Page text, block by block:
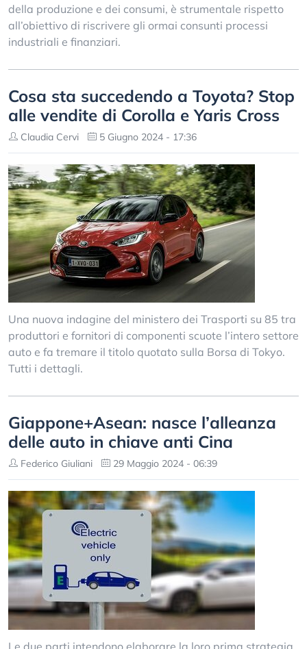
della produzione e dei consumi, è strumentale rispetto
all’obiettivo di riscrivere gli ormai consunti processi
industriali e finanziari.
Cosa sta succedendo a Toyota? Stop
alle vendite di Corolla e Yaris Cross
Claudia Cervi 5 Giugno 2024 - 17:36
Una nuova indagine del ministero dei Trasporti su 85 tra
produttori e fornitori di componenti scuote l’intero settore
auto e fa tremare il titolo quotato sulla Borsa di Tokyo.
Tutti i dettagli.
Giappone+Asean: nasce l’alleanza
delle auto in chiave anti Cina
Federico Giuliani 29 Maggio 2024 - 06:39
Le due parti intendono elaborare la loro prima strategia